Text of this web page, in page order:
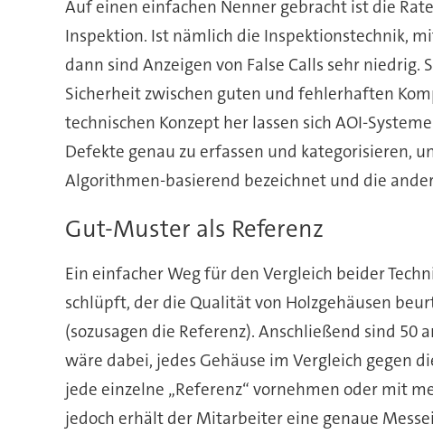
Auf einen einfachen Nenner gebracht ist die
Inspektion. Ist nämlich die Inspektionstechnik,
dann sind Anzeigen von False Calls sehr
Sicherheit zwischen guten und fehlerhaften
technischen Konzept her lassen sich AOI-
Defekte genau zu erfassen und kategorisieren,
Algorithmen-basierend bezeichnet und die
Gut-Muster als Referenz
Ein einfacher Weg für den Vergleich beider
schlüpft, der die Qualität von Holzgehäusen
(sozusagen die Referenz). Anschließend sind
wäre dabei, jedes Gehäuse im Vergleich gegen
jede einzelne „Referenz“ vornehmen oder mit
jedoch erhält der Mitarbeiter eine genaue